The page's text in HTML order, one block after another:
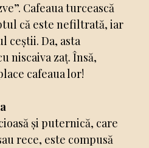
Cafeaua turcească
că este nefiltrată, iar
ceștii. Da, asta
niscaiva zaț. Însă,
cafeaua lor!
și puternică, care
rece, este compusă